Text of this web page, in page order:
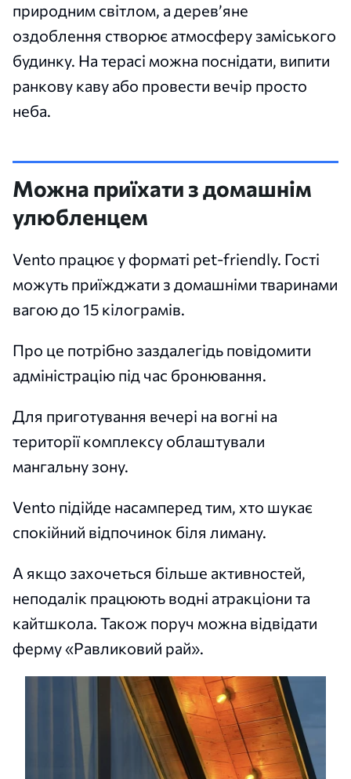
природним світлом, а дерев’яне
оздоблення створює атмосферу заміського
будинку. На терасі можна поснідати, випити
ранкову каву або провести вечір просто
неба.
Можна приїхати з домашнім
улюбленцем
Vento працює у форматі pet-friendly. Гості
можуть приїжджати з домашніми тваринами
вагою до 15 кілограмів.
Про це потрібно заздалегідь повідомити
адміністрацію під час бронювання.
Для приготування вечері на вогні на
території комплексу облаштували
мангальну зону.
Vento підійде насамперед тим, хто шукає
спокійний відпочинок біля лиману.
А якщо захочеться більше активностей,
неподалік працюють водні атракціони та
кайтшкола. Також поруч можна відвідати
ферму «Равликовий рай».